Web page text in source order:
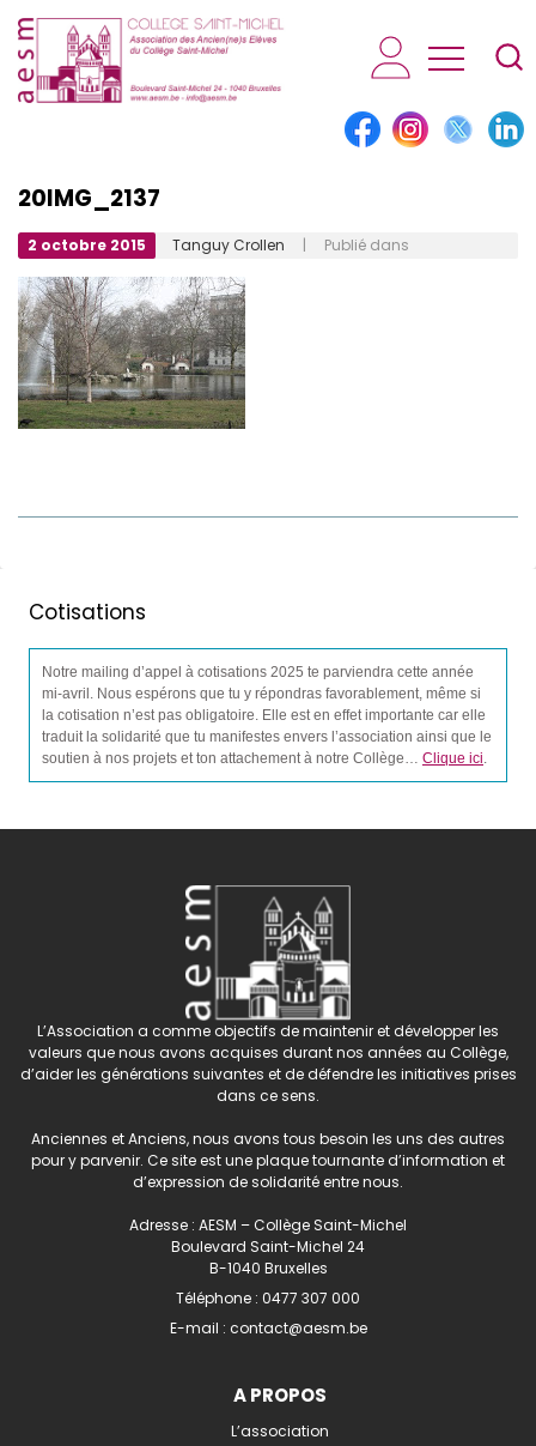
AESM...
20IMG_2137
2 octobre 2015 Tanguy Crollen | Publié dans
Cotisations
Notre mailing d’appel à cotisations 2025 te parviendra cette année
mi-avril. Nous espérons que tu y répondras favorablement, même si
la cotisation n’est pas obligatoire. Elle est en effet importante car elle
traduit la solidarité que tu manifestes envers l’association ainsi que le
soutien à nos projets et ton attachement à notre Collège… Clique ici.
L’Association a comme objectifs de maintenir et développer les
valeurs que nous avons acquises durant nos années au Collège,
d’aider les générations suivantes et de défendre les initiatives prises
dans ce sens.
Anciennes et Anciens, nous avons tous besoin les uns des autres
pour y parvenir. Ce site est une plaque tournante d’information et
d’expression de solidarité entre nous.
Adresse : AESM – Collège Saint-Michel
Boulevard Saint-Michel 24
B-1040 Bruxelles
Téléphone : 0477 307 000
E-mail : contact@aesm.be
A PROPOS
L’association